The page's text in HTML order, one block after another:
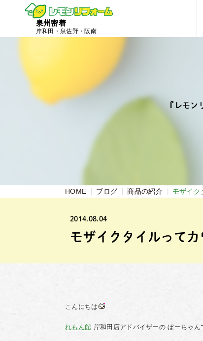
泉州密着
岸和田・泉佐野・阪南
『レモン
HOME ブログ 商品の紹介 モザイク
2014.08.04
モザイクタイルって
こんにちは
れもん館 岸和田店アドバイザーの ぼーちゃん